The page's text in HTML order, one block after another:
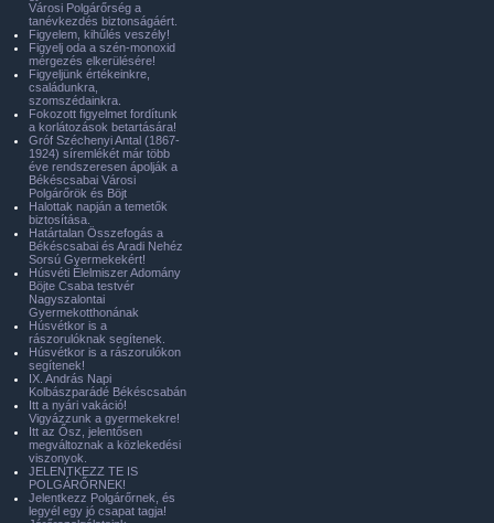
Városi Polgárőrség a
tanévkezdés biztonságáért.
Figyelem, kihűlés veszély!
Figyelj oda a szén-monoxid
mérgezés elkerülésére!
Figyeljünk értékeinkre,
családunkra,
szomszédainkra.
Fokozott figyelmet fordítunk
a korlátozások betartására!
Gróf Széchenyi Antal (1867-
1924) síremlékét már több
éve rendszeresen ápolják a
Békéscsabai Városi
Polgárőrök és Böjt
Halottak napján a temetők
biztosítása.
Határtalan Összefogás a
Békéscsabai és Aradi Nehéz
Sorsú Gyermekekért!
Húsvéti Élelmiszer Adomány
Böjte Csaba testvér
Nagyszalontai
Gyermekotthonának
Húsvétkor is a
rászorulóknak segítenek.
Húsvétkor is a rászorulókon
segítenek!
IX. András Napi
Kolbászparádé Békéscsabán
Itt a nyári vakáció!
Vigyázzunk a gyermekekre!
Itt az Ősz, jelentősen
megváltoznak a közlekedési
viszonyok.
JELENTKEZZ TE IS
POLGÁRŐRNEK!
Jelentkezz Polgárőrnek, és
legyél egy jó csapat tagja!